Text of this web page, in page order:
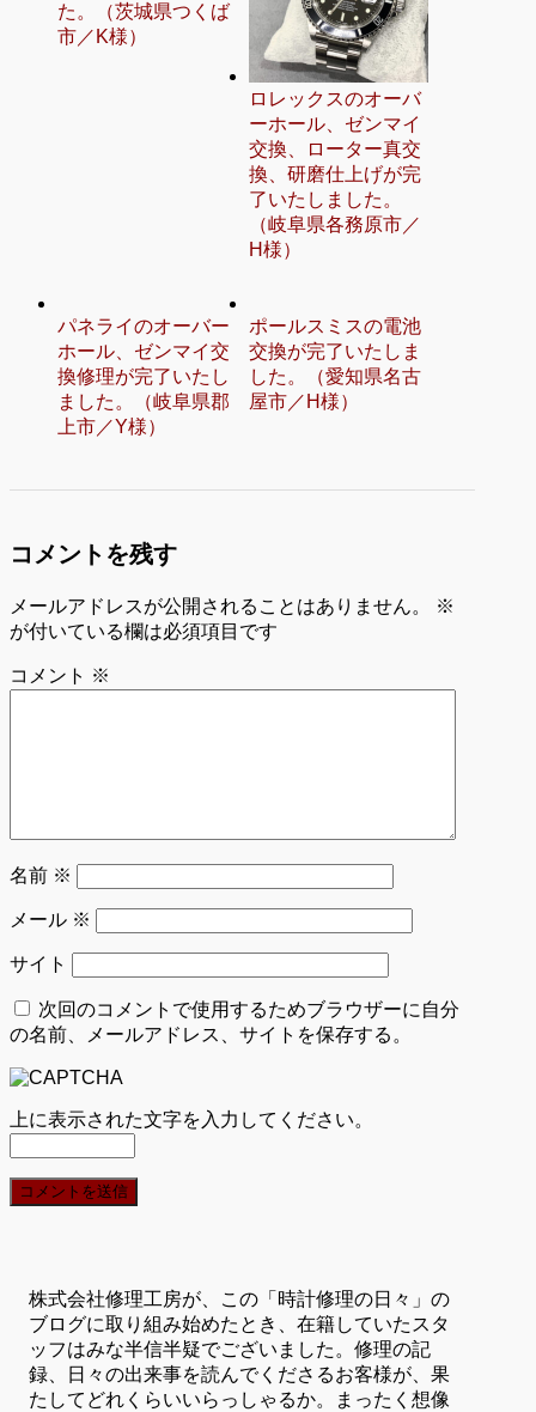
た。（茨城県つくば
市／K様）
ロレックスのオーバ
ーホール、ゼンマイ
交換、ローター真交
換、研磨仕上げが完
了いたしました。
（岐阜県各務原市／
H様）
パネライのオーバー
ホール、ゼンマイ交
換修理が完了いたし
ました。（岐阜県郡
上市／Y様）
ポールスミスの電池
交換が完了いたしま
した。（愛知県名古
屋市／H様）
コメントを残す
メールアドレスが公開されることはありません。
※
が付いている欄は必須項目です
コメント ※
名前 ※
メール ※
サイト
次回のコメントで使用するためブラウザーに自分
の名前、メールアドレス、サイトを保存する。
上に表示された文字を入力してください。
株式会社修理工房が、この「時計修理の日々」の
ブログに取り組み始めたとき、在籍していたスタ
ッフはみな半信半疑でございました。修理の記
録、日々の出来事を読んでくださるお客様が、果
たしてどれくらいいらっしゃるか。まったく想像